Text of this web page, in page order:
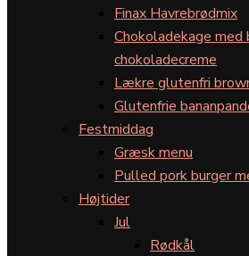
Finax Havrebrødmix
Chokoladekage med
chokoladecreme
Lækre glutenfri
Glutenfrie
Festmiddag
Græsk menu
Pulled pork burger
Højtider
Jul
Rødkål